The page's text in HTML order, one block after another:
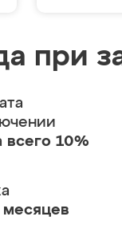
при
всего 10%
месяцев